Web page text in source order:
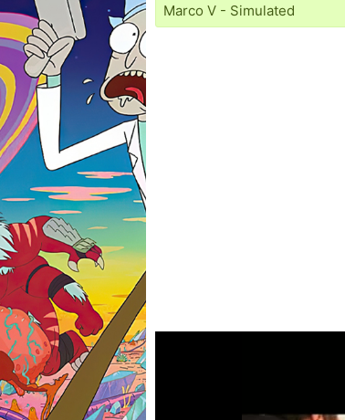
Marco V - Simulated